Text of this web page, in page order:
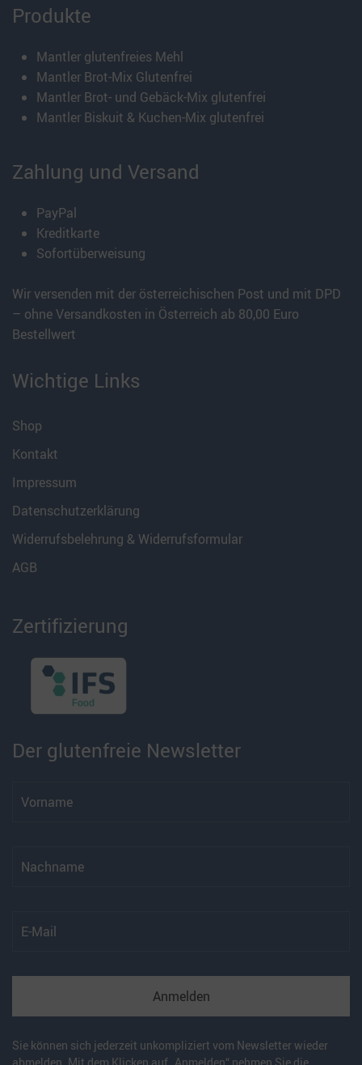
Produkte
Mantler glutenfreies Mehl
Mantler Brot-Mix Glutenfrei
Mantler Brot- und Gebäck-Mix glutenfrei
Mantler Biskuit & Kuchen-Mix glutenfrei
Zahlung und Versand
PayPal
Kreditkarte
Sofortüberweisung
Wir versenden mit der österreichischen Post und mit DPD
– ohne Versandkosten in Österreich ab 80,00 Euro
Bestellwert
Wichtige Links
Shop
Kontakt
Impressum
Datenschutzerklärung
Widerrufsbelehrung & Widerrufsformular
AGB
Zertifizierung
Der glutenfreie Newsletter
Anmelden
Sie können sich jederzeit unkompliziert vom Newsletter wieder